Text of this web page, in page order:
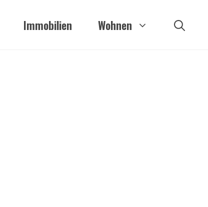
Immobilien Wohnen